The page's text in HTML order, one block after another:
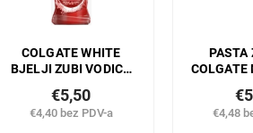
COLGATE WHITE
BJELJI ZUBI VODICA
500 ML
€4,40 bez PDV-a
€5,50
PASTA
COLGATE
€4,48